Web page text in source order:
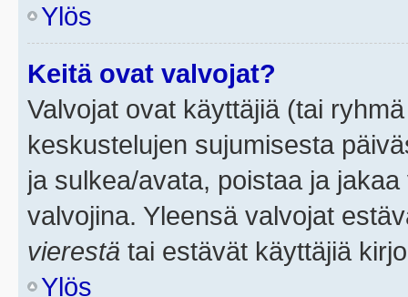
Ylös
Keitä ovat valvojat?
Valvojat ovat käyttäjiä (tai
keskustelujen sujumisesta
ja sulkea/avata, poistaa ja
valvojina. Yleensä valvojat
vierestä tai estävät käyttäjiä
Ylös